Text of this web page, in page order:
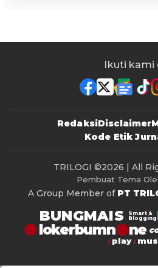
Ikuti kami
RedaksiDisclaimer
Kode Etik
TRILOGI ©2026 | All
Pembuat Tema
A Group Member of PT
BUNGMAIS
Smart &
Blogging
lokerbumn
play